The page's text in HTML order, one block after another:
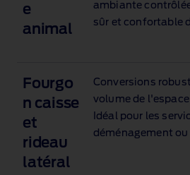
e
animal
ambiante
sûr et confortable
Fourgo
n caisse
et
rideau
latéral
Conversions
volume de
Idéal pour les
déménagement